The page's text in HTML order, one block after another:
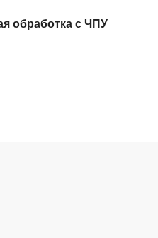
обработка с ЧПУ